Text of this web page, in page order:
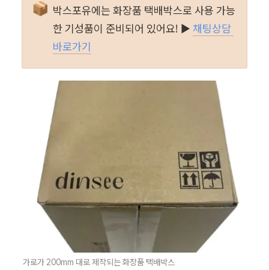
📦 박스포유에는 화장품 택배박스로 사용 가능
한 기성품이 준비되어 있어요! ▶️ 채팅상담
바로가기
가로가 200mm 대로 제작되는 화장품 택배박스